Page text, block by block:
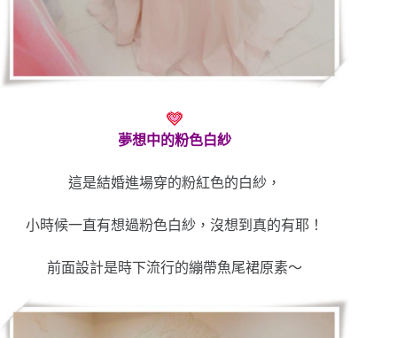
夢想中的粉色白紗
這是結婚進場穿的粉紅色的白紗，
小時候一直有想過粉色白紗，沒想到真的有耶！
前面設計是時下流行的繃帶魚尾裙原素～